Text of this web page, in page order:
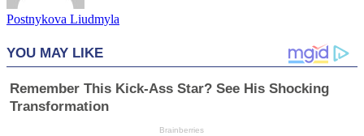
Postnykova Liudmyla